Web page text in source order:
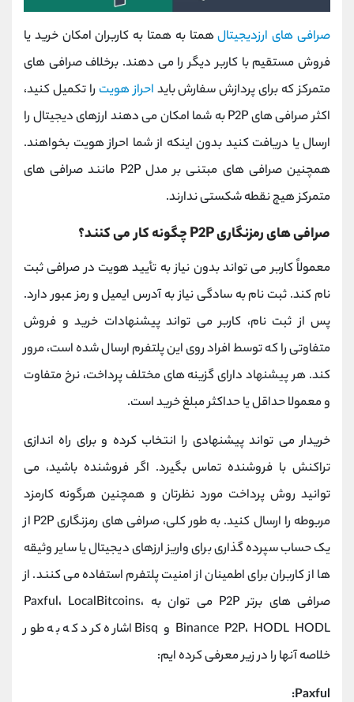
صرافی های ارزدیجیتالهمتا به همتا به کاربران امکان خرید یا
فروش مستقیم با کاربر دیگر را می دهند. برخلاف صرافی های
متمرکز که برای پردازش سفارش باید احراز هویت را تکمیل کنید،
اکثر صرافی های P2P به شما امکان می دهند ارزهای دیجیتال را
ارسال یا دریافت کنید بدون اینکه از شما احراز هویت بخواهند.
همچنین صرافی های مبتنی بر مدل P2P مانند صرافی های
متمرکز هیچ نقطه شکستی ندارند.
صرافی های رمزنگاری P2P چگونه کار می کنند؟
معمولاً کاربر می تواند بدون نیاز به تأیید هویت در صرافی ثبت
نام کند. ثبت نام به سادگی نیاز به آدرس ایمیل و رمز عبور دارد.
پس از ثبت نام، کاربر می تواند پیشنهادات خرید و فروش
متفاوتی را که توسط افراد روی این پلتفرم ارسال شده است، مرور
کند. هر پیشنهاد دارای گزینه های مختلف پرداخت، نرخ متفاوت
و معمولا حداقل یا حداکثر مبلغ خرید است.
خریدار می تواند پیشنهادی را انتخاب کرده و برای راه اندازی
تراکنش با فروشنده تماس بگیرد. اگر فروشنده باشید، می
توانید روش پرداخت مورد نظرتان و همچنین هرگونه کارمزد
مربوطه را ارسال کنید. به طور کلی، صرافی های رمزنگاری P2P از
یک حساب سپرده گذاری برای واریز ارزهای دیجیتال یا سایر وثیقه
ها از کاربران برای اطمینان از امنیت پلتفرم استفاده می کنند. از
صرافی های برتر P2P می توان به Paxful، LocalBitcoins،
Binance P2P، HODL HODL و Bisq اشاره کرد که به طور
خلاصه آنها را در زیر معرفی کرده ایم:
Paxful: